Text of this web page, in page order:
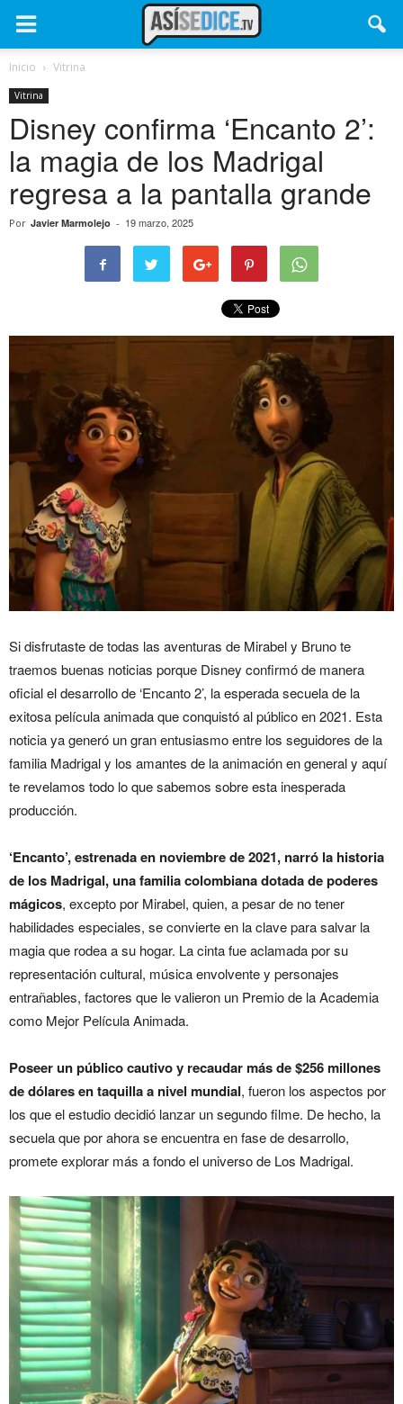
Inicio Vitrina
Vitrina
Disney confirma ‘Encanto 2’:
la magia de los Madrigal
regresa a la pantalla grande
Por Javier Marmolejo - 19 marzo, 2025
Si disfrutaste de todas las aventuras de Mirabel y Bruno te
traemos buenas noticias porque Disney confirmó de manera
oficial el desarrollo de ‘Encanto 2’, la esperada secuela de la
exitosa película animada que conquistó al público en 2021. Esta
noticia ya generó un gran entusiasmo entre los seguidores de la
familia Madrigal y los amantes de la animación en general y aquí
te revelamos todo lo que sabemos sobre esta inesperada
producción.
‘Encanto’, estrenada en noviembre de 2021, narró la historia
de los Madrigal, una familia colombiana dotada de poderes
mágicos, excepto por Mirabel, quien, a pesar de no tener
habilidades especiales, se convierte en la clave para salvar la
magia que rodea a su hogar. La cinta fue aclamada por su
representación cultural, música envolvente y personajes
entrañables, factores que le valieron un Premio de la Academia
como Mejor Película Animada.
Poseer un público cautivo y recaudar más de $256 millones
de dólares en taquilla a nivel mundial, fueron los aspectos por
los que el estudio decidió lanzar un segundo filme. De hecho, la
secuela que por ahora se encuentra en fase de desarrollo,
promete explorar más a fondo el universo de Los Madrigal.